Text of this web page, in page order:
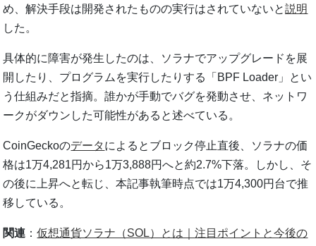
め、解決手段は開発されたものの実行はされていないと説明
した。
具体的に障害が発生したのは、ソラナでアップグレードを展
開したり、プログラムを実行したりする「BPF Loader」とい
う仕組みだと指摘。誰かが手動でバグを発動させ、ネットワ
ークがダウンした可能性があると述べている。
CoinGeckoのデータによるとブロック停止直後、ソラナの価
格は1万4,281円から1万3,888円へと約2.7%下落。しかし、そ
の後に上昇へと転じ、本記事執筆時点では1万4,300円台で推
移している。
関連 ：仮想通貨ソラナ（SOL）とは｜注目ポイントと今後の